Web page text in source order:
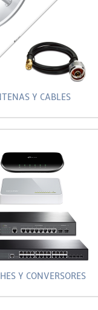
Y CABLES
Y CONVERSORES